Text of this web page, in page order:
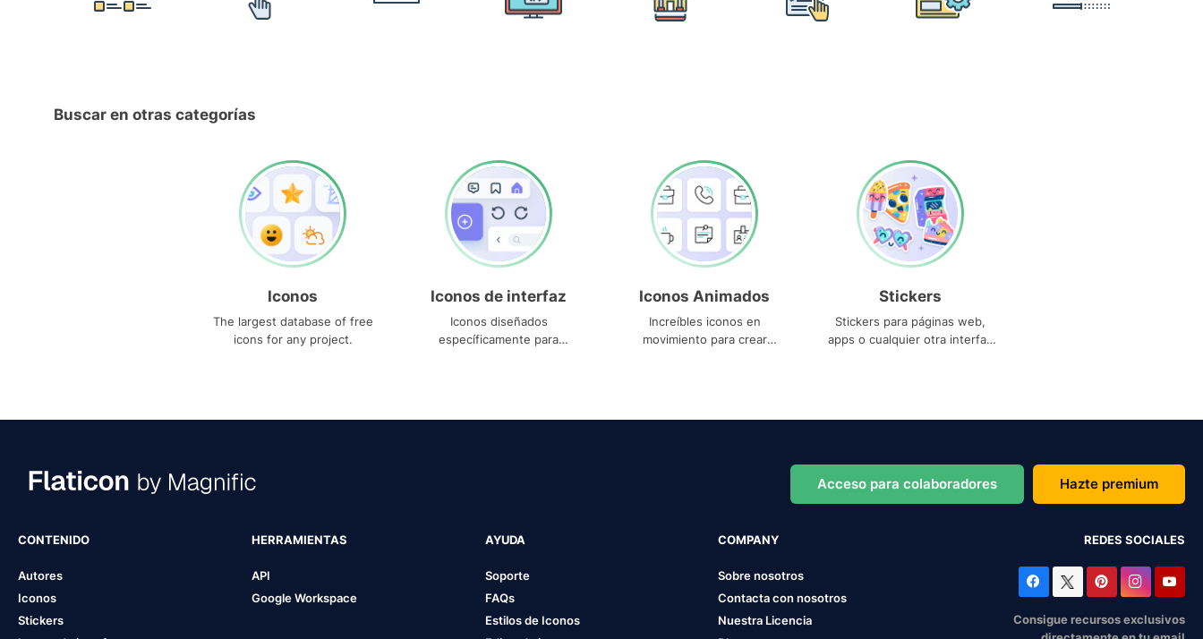
Buscar en otras categorías
Iconos
The largest database of free
icons for any project.
Iconos de interfaz
Iconos diseñados
específicamente para
Iconos Animados
Increíbles iconos en
movimiento para crear
Stickers
Stickers para páginas web,
apps o cualquier otra interfaz
Acceso para colaboradores Hazte premium
CONTENIDO
Autores
Iconos
Stickers
HERRAMIENTAS
API
Google Workspace
AYUDA
Soporte
FAQs
Estilos de Iconos
COMPANY
Sobre nosotros
Contacta con nosotros
Nuestra Licencia
REDES SOCIALES
Consigue recursos exclusivos